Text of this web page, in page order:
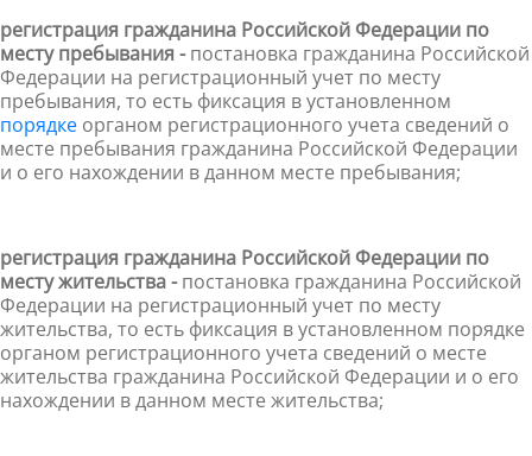
регистрация гражданина Российской Федерации по
месту пребывания -постановка гражданина Российской
Федерации на регистрационный учет по месту
пребывания, то есть фиксация в установленном
порядке органом регистрационного учета сведений о
месте пребывания гражданина Российской Федерации
и о его нахождении в данном месте пребывания;
регистрация гражданина Российской Федерации по
месту жительства -постановка гражданина Российской
Федерации на регистрационный учет по месту
жительства, то есть фиксация в установленном порядке
органом регистрационного учета сведений о месте
жительства гражданина Российской Федерации и о его
нахождении в данном месте жительства;